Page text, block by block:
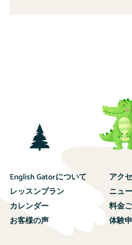
English Gatorについて
レッスンプラン
カレンダー
お客様の声
アク
ニュ
料金
体験